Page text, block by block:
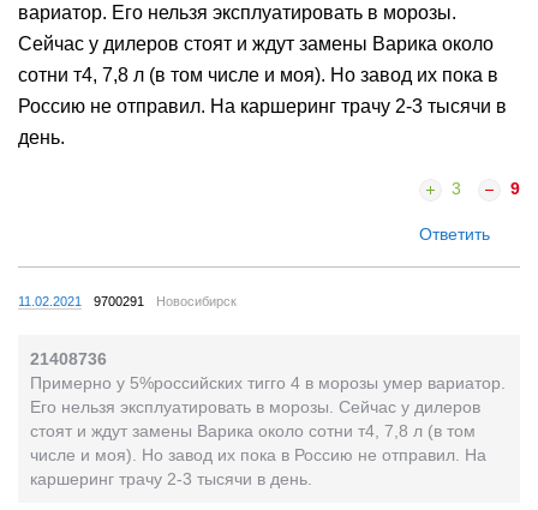
вариатор. Его нельзя эксплуатировать в морозы.
Сейчас у дилеров стоят и ждут замены Варика около
сотни т4, 7,8 л (в том числе и моя). Но завод их пока в
Россию не отправил. На каршеринг трачу 2-3 тысячи в
день.
3 9
Ответить
11.02.2021 9700291 Новосибирск
21408736
Примерно у 5%российских тигго 4 в морозы умер вариатор.
Его нельзя эксплуатировать в морозы. Сейчас у дилеров
стоят и ждут замены Варика около сотни т4, 7,8 л (в том
числе и моя). Но завод их пока в Россию не отправил. На
каршеринг трачу 2-3 тысячи в день.